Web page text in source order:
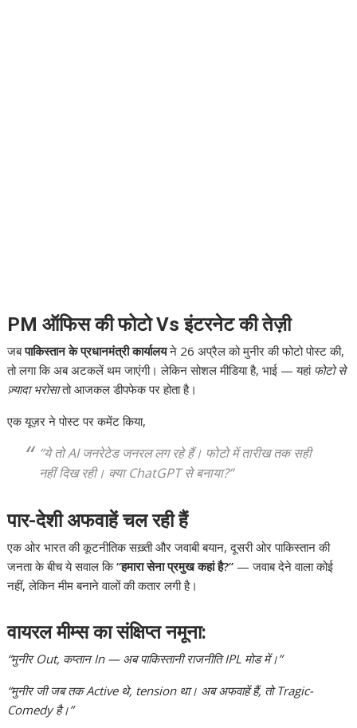
PM ऑफिस की फोटो Vs इंटरनेट की तेज़ी
जबपाकिस्तान के प्रधानमंत्री कार्यालयने 26 अप्रैल को मुनीर की फोटो पोस्ट की,
तो लगा कि अब अटकलें थम जाएंगी। लेकिन सोशल मीडिया है, भाई — यहां फोटो से
ज़्यादा भरोसातो आजकल डीपफेक पर होता है।
एक यूज़र ने पोस्ट पर कमेंट किया,
“ये तो AI जनरेटेड जनरल लग रहे हैं। फोटो में तारीख तक सही
नहीं दिख रही। क्या ChatGPT से बनाया?”
पार-देशी अफवाहें चल रही हैं
एक ओर भारत की कूटनीतिक सख़्ती और जवाबी बयान, दूसरी ओर पाकिस्तान की
जनता के बीच ये सवाल कि“हमारा सेना प्रमुख कहां है?” — जवाब देने वाला कोई
नहीं, लेकिन मीम बनाने वालों की कतार लगी है।
वायरल मीम्स का संक्षिप्त नमूना:
“मुनीर Out, कप्तान In — अब पाकिस्तानी राजनीति IPL मोड में।”
“मुनीर जी जब तक Active थे, tension था। अब अफवाहें हैं, तो Tragic-
Comedy है।”